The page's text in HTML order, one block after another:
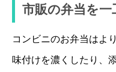
市販の弁当を一
コンビニのお弁当はよ
味付けを濃くしたり、